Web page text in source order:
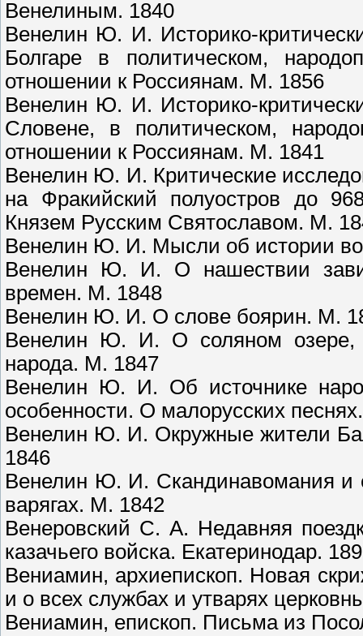
Венелиным. 1840
Венелин Ю. И. Историко-
Болгаре в политическом,
отношении к Россиянам. М. 1856
Венелин Ю. И. Историко-
Словене, в политическом,
отношении к Россиянам. М. 1841
Венелин Ю. И. Критические
на Фракийский полуостров до
Князем Русским Святославом. М.
Венелин Ю. И. Мысли об истории
Венелин Ю. И. О нашествии
времен. М. 1848
Венелин Ю. И. О слове боярин. М.
Венелин Ю. И. О соляном озере,
народа. М. 1847
Венелин Ю. И. Об источнике
особенности. О малорусских
Венелин Ю. И. Окружные жители
1846
Венелин Ю. И. Скандинавомания и
варягах. М. 1842
Венеровский С. А. Недавняя
казачьего войска. Екатеринодар.
Вениамин, архиепископ. Новая
и о всех службах и утварях
Вениамин, епископ. Письма из